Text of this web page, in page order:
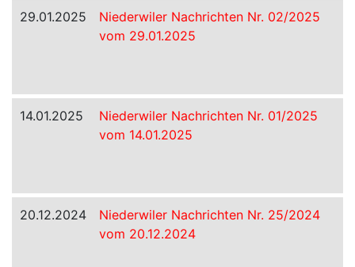
29.01.2025
Niederwiler Nachrichten Nr. 02/2025
vom 29.01.2025
14.01.2025
Niederwiler Nachrichten Nr. 01/2025
vom 14.01.2025
20.12.2024
Niederwiler Nachrichten Nr. 25/2024
vom 20.12.2024